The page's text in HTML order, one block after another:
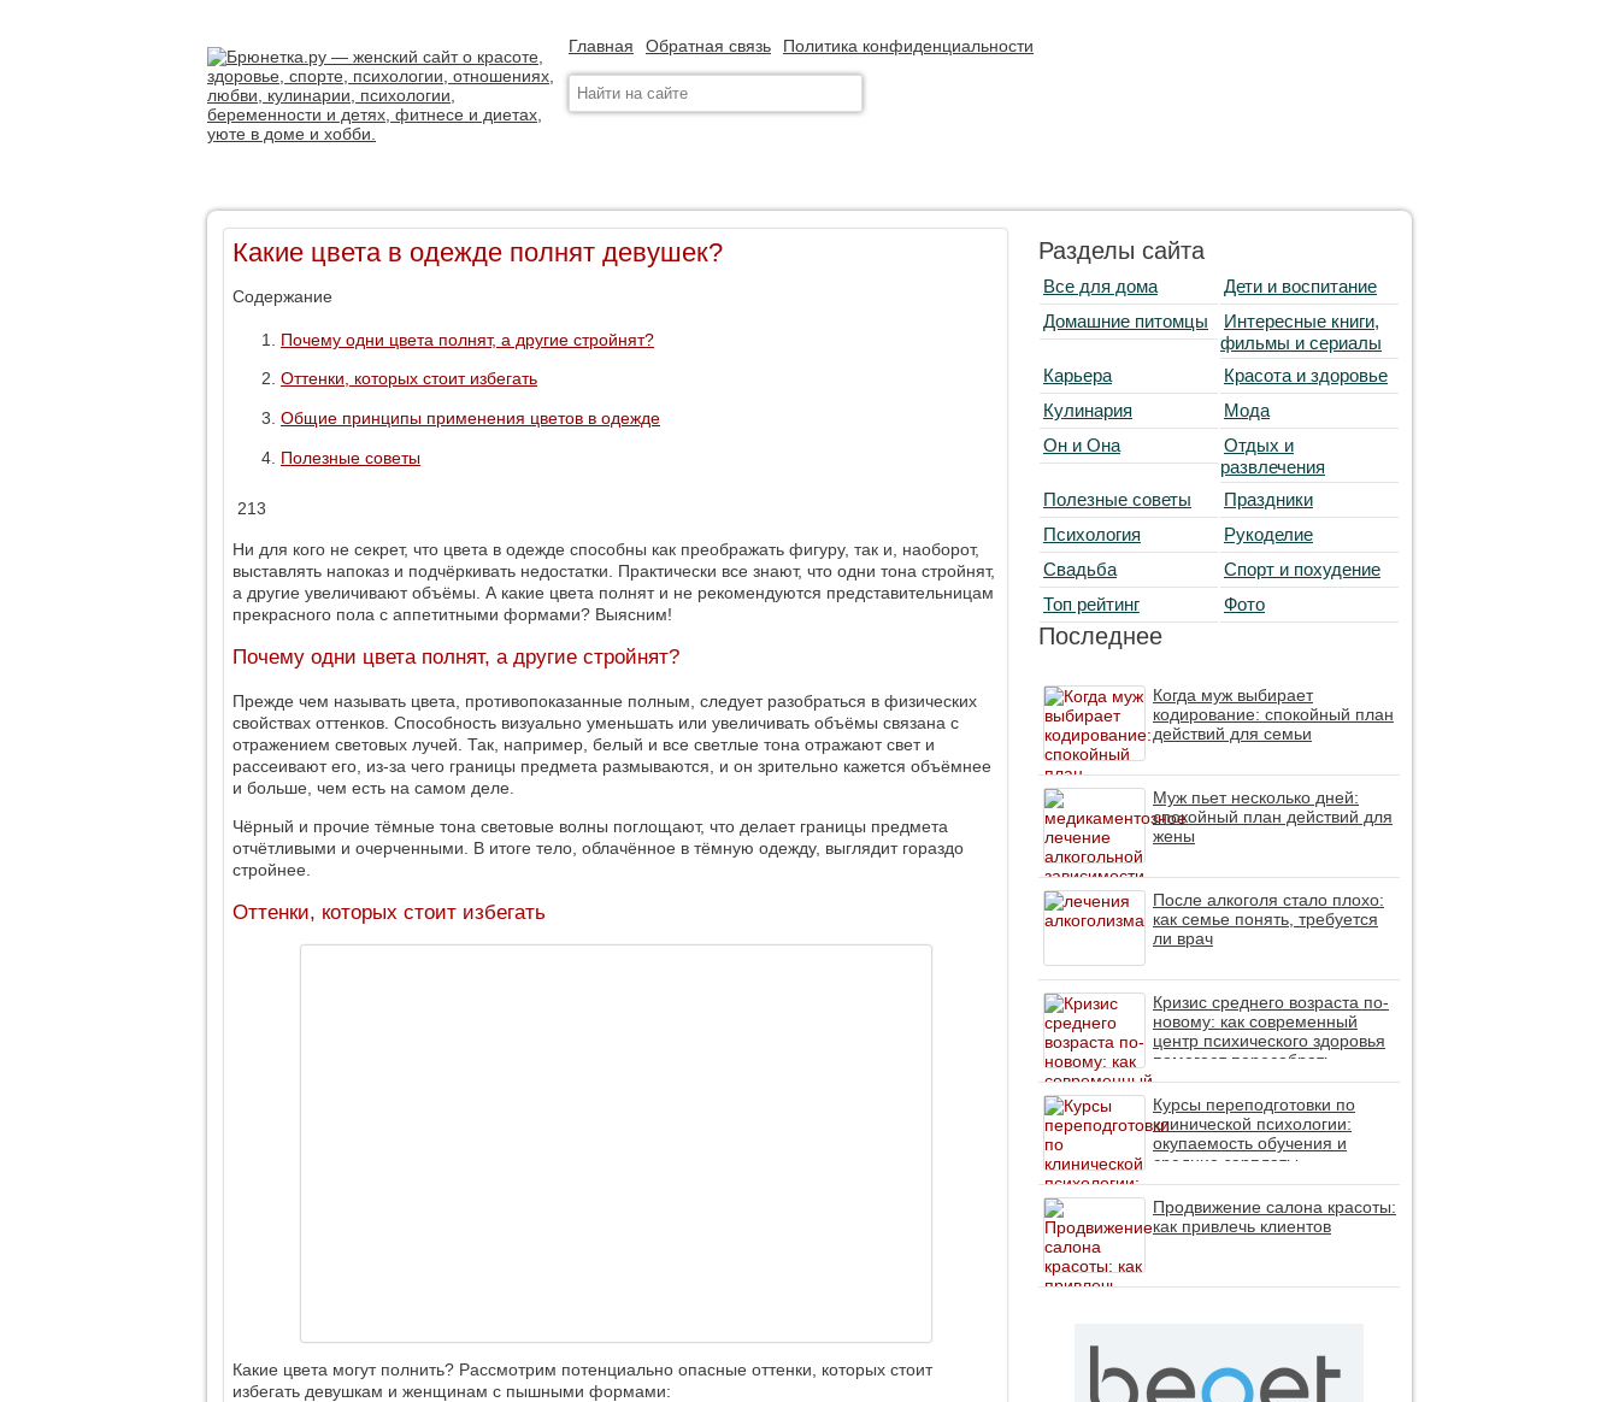
Главная Обратная связь Политика конфиденциальности
Какие цвета в одежде полнят девушек?
Содержание
Почему одни цвета полнят, а другие стройнят?
Оттенки, которых стоит избегать
Общие принципы применения цветов в одежде
Полезные советы
213
Ни для кого не секрет, что цвета в одежде способны как преображать фигуру, так и, наоборот,
выставлять напоказ и подчёркивать недостатки. Практически все знают, что одни тона стройнят,
а другие увеличивают объёмы. А какие цвета полнят и не рекомендуются представительницам
прекрасного пола с аппетитными формами? Выясним!
Почему одни цвета полнят, а другие стройнят?
Прежде чем называть цвета, противопоказанные полным, следует разобраться в физических
свойствах оттенков. Способность визуально уменьшать или увеличивать объёмы связана с
отражением световых лучей. Так, например, белый и все светлые тона отражают свет и
рассеивают его, из-за чего границы предмета размываются, и он зрительно кажется объёмнее
и больше, чем есть на самом деле.
Чёрный и прочие тёмные тона световые волны поглощают, что делает границы предмета
отчётливыми и очерченными. В итоге тело, облачённое в тёмную одежду, выглядит гораздо
стройнее.
Оттенки, которых стоит избегать
Какие цвета могут полнить? Рассмотрим потенциально опасные оттенки, которых стоит
избегать девушкам и женщинам с пышными формами:
Разделы сайта
Все для дома
Дети и воспитание
Домашние питомцы
Интересные книги,
фильмы и сериалы
Карьера
Красота и здоровье
Кулинария
Мода
Он и Она
Отдых и
развлечения
Полезные советы
Праздники
Психология
Рукоделие
Свадьба
Спорт и похудение
Топ рейтинг
Фото
Последнее
Когда муж выбирает
кодирование: спокойный план
действий для семьи
Муж пьет несколько дней:
спокойный план действий для
жены
После алкоголя стало плохо:
как семье понять, требуется
ли врач
Кризис среднего возраста по-
новому: как современный
центр психического здоровья
помогает пересобрать
личность без таблеток (методы
ДПДГ и КПТ)
Курсы переподготовки по
клинической психологии:
окупаемость обучения и
средние зарплаты
специалистов в 2026 году
Продвижение салона красоты:
как привлечь клиентов